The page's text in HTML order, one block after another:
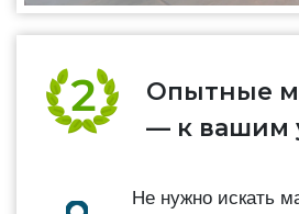
Опытные
— к вашим
Не нужно искать